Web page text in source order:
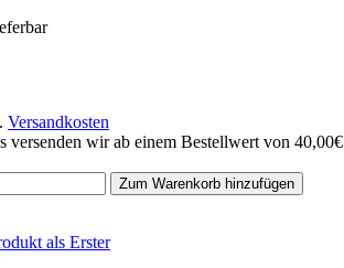
Versandkosten
versenden wir ab einem Bestellwert von 40,00€
Zum Warenkorb hinzufügen
als Erster